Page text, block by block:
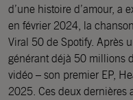
d’une histoire d’amour, a
en février 2024, la
Viral 50 de Spotify. Après
générant déjà 50 millions
vidéo – son premier EP,
2025. Ces deux dernières